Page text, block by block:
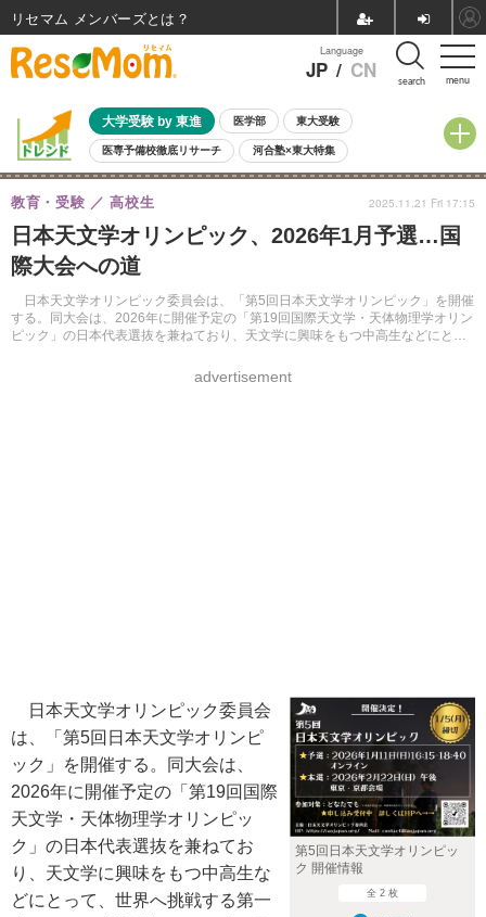
menu
Language
JP / CN search
大学受験 by 東進 医学部 東大受験
医専予備校徹底リサーチ 河合塾×東大特集
親子で考える大学選び 高校受験 中学受験 小学校受験
共通テスト 夏休み
8月開催イベント・WS 全国公立高校 過去問 人気記事
自由研究教材（小学生向け）
日本天文学オリンピック、2026年1月予選…国
際大会への道
日本天文学オリンピック委員会は、「第5回日本天文学オリンピック」を開催
する。同大会は、2026年に開催予定の「第19回国際天文学・天体物理学オリン
ピック」の日本代表選抜を兼ねており、天文学に興味をもつ中高生などにとっ
教育・受験 高校生
advertisement
2025.11.21 Fri 17:15
第5回日本天文学オリンピッ
ク 開催情報
全 2 枚
日本天文学オリンピック委員会
は、「第5回日本天文学オリンピ
ック」を開催する。同大会は、
2026年に開催予定の「第19回国際
天文学・天体物理学オリンピッ
ク」の日本代表選抜を兼ねてお
り、天文学に興味をもつ中高生な
どにとって、世界へ挑戦する第一
リセマム メンバーズ